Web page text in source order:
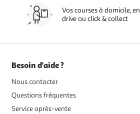
Vos courses à domicile, en
drive ou click & collect
Besoin d'aide ?
Nous contacter
Questions fréquentes
Service après-vente